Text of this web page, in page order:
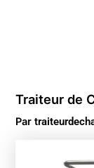
Traiteur de
Par